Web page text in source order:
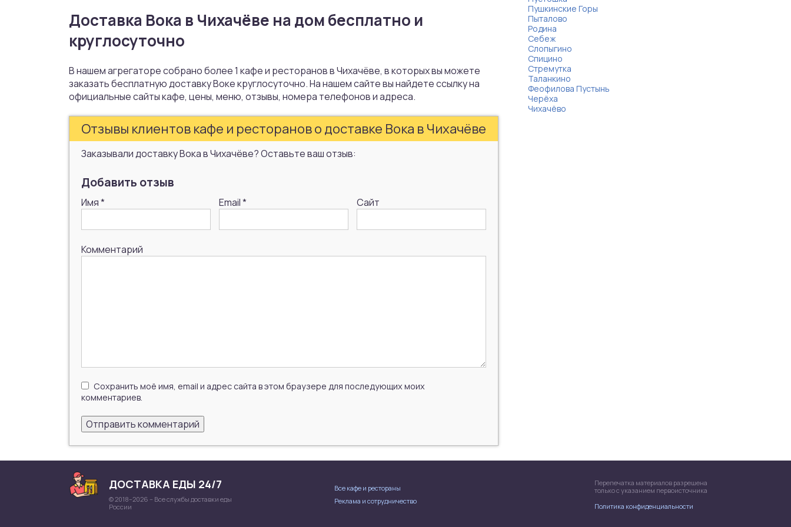
Доставка Вока в Чихачёве на дом бесплатно и
круглосуточно
В нашем агрегаторе собрано более 1 кафе и ресторанов в Чихачёве, в которых вы можете
заказать бесплатную доставку Воке круглосуточно. На нашем сайте вы найдете ссылку на
официальные сайты кафе, цены, меню, отзывы, номера телефонов и адреса.
Отзывы клиентов кафе и ресторанов о доставке Вока в Чихачёве
Заказывали доставку Вока в Чихачёве? Оставьте ваш отзыв:
Добавить отзыв
Имя* Email* Сайт
Комментарий
Сохранить моё имя, email и адрес сайта в этом браузере для последующих моих
комментариев.
Пушкинские Горы
Пыталово
Родина
Себеж
Слопыгино
Спицино
Стремутка
Таланкино
Феофилова Пустынь
Черёха
Чихачёво
ДОСТАВКА ЕДЫ 24/7
© 2018–2026 – Все службы доставки еды
России
Все кафе и рестораны
Реклама и сотрудничество
Перепечатка материалов разрешена
только с указанием первоисточника
Политика конфиденциальности